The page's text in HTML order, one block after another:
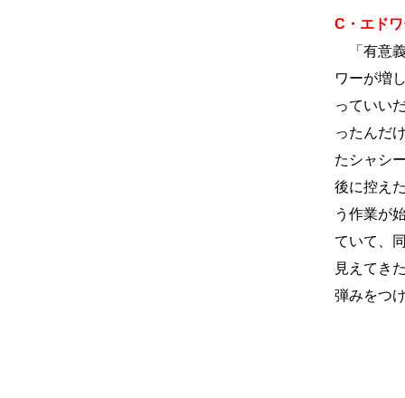
C・エド
「有意義
ワーが増
っていい
ったんだ
たシャシ
後に控え
う作業が
ていて、
見えてき
弾みをつ